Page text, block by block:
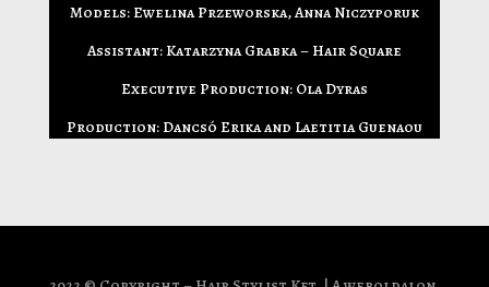
Models: Ewelina Przeworska, Anna Niczyporuk
Assistant: Katarzyna Grabka – Hair Square
Executive Production: Ola Dyras
Production: Dancsó Erika and Laetitia Guenaou